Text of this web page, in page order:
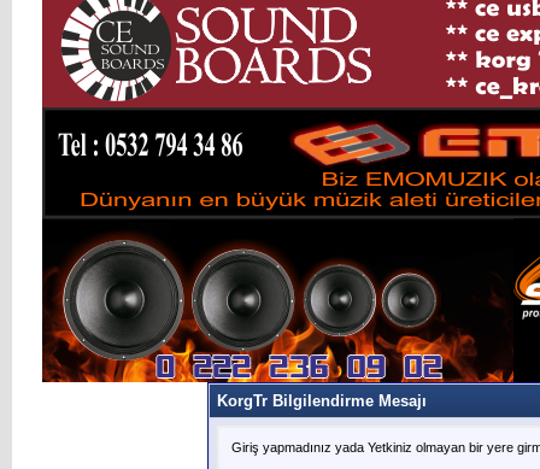
KorgTr Bilgilendirme Mesajı
Giriş yapmadınız yada Yetkiniz olmayan bir yere